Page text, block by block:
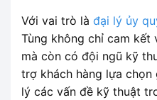
Với vai trò là đại lý ủy
Tùng không chỉ cam kết
mà còn có đội ngũ kỹ
trợ khách hàng lựa
lý các vấn đề kỹ thuật